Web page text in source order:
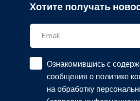
Хотите получать
Ознакомившись с
сообщения о политике
на обработку